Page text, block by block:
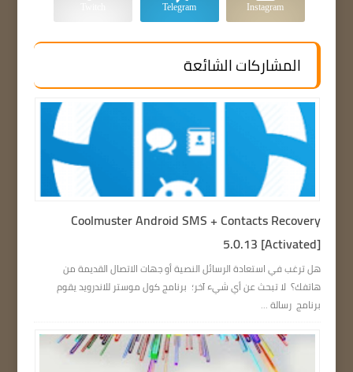
Instagram
Telegram
المشاركات الشائعة
Coolmuster Android SMS + Contacts Recovery
5.0.13 [Activated]
هل ترغب في استعادة الرسائل النصية أو جهات الاتصال القديمة من
هاتفك؟ لا تبحث عن أي شيء آخر؛ برنامج كول موستر للاندرويد يقوم
برنامج رسالة ...